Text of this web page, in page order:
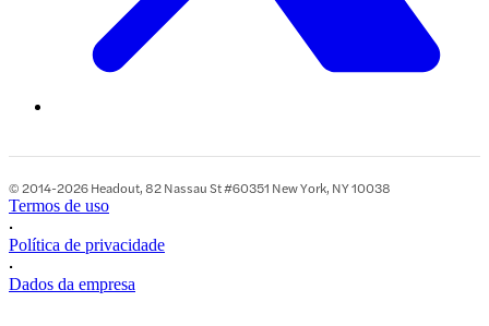
© 2014-2026 Headout, 82 Nassau St #60351 New York, NY 10038
Termos de uso
•
Política de privacidade
•
Dados da empresa